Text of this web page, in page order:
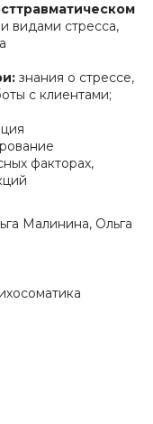
видами стресса,
знания о стрессе,
с клиентами;
факторах,
Малинина, Ольга